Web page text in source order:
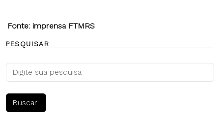
Fonte: imprensa FTMRS
PESQUISAR